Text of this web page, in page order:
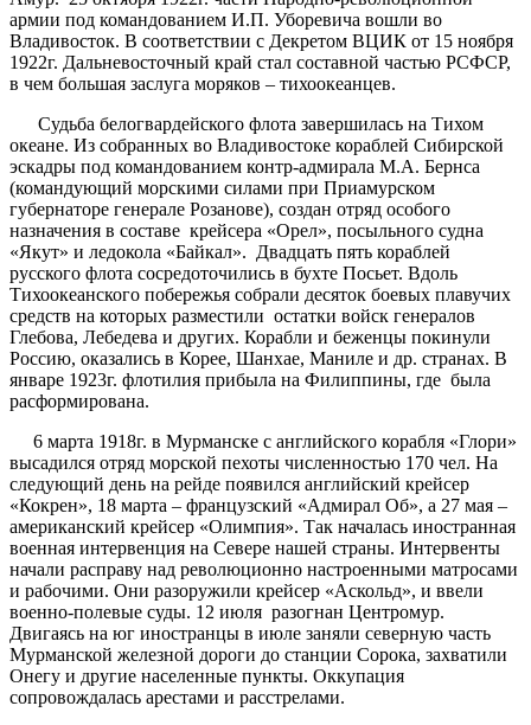
армии под командованием И.П. Уборевича вошли во
Владивосток. В соответствии с Декретом ВЦИК от 15 ноября
1922г. Дальневосточный край стал составной частью РСФСР,
в чем большая заслуга моряков – тихоокеанцев.
Судьба белогвардейского флота завершилась на Тихом
океане. Из собранных во Владивостоке кораблей Сибирской
эскадры под командованием контр-адмирала М.А. Бернса
(командующий морскими силами при Приамурском
губернаторе генерале Розанове), создан отряд особого
назначения в составе крейсера «Орел», посыльного судна
«Якут» и ледокола «Байкал». Двадцать пять кораблей
русского флота сосредоточились в бухте Посьет. Вдоль
Тихоокеанского побережья собрали десяток боевых плавучих
средств на которых разместили остатки войск генералов
Глебова, Лебедева и других. Корабли и беженцы покинули
Россию, оказались в Корее, Шанхае, Маниле и др. странах. В
январе 1923г. флотилия прибыла на Филиппины, где была
расформирована.
6 марта 1918г. в Мурманске с английского корабля «Глори»
высадился отряд морской пехоты численностью 170 чел. На
следующий день на рейде появился английский крейсер
«Кокрен», 18 марта – французский «Адмирал Об», а 27 мая –
американский крейсер «Олимпия». Так началась иностранная
военная интервенция на Севере нашей страны. Интервенты
начали расправу над революционно настроенными матросами
и рабочими. Они разоружили крейсер «Аскольд», и ввели
военно-полевые суды. 12 июля разогнан Центромур.
Двигаясь на юг иностранцы в июле заняли северную часть
Мурманской железной дороги до станции Сорока, захватили
Онегу и другие населенные пункты. Оккупация
сопровождалась арестами и расстрелами.